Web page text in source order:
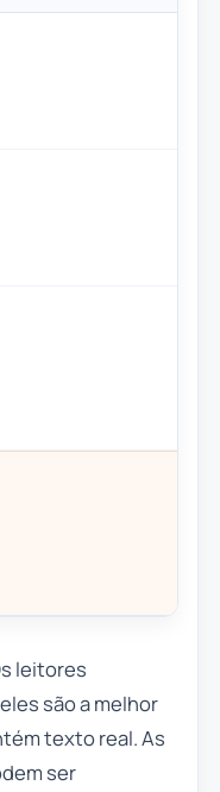
leitores
são a melhor
texto real. As
ser